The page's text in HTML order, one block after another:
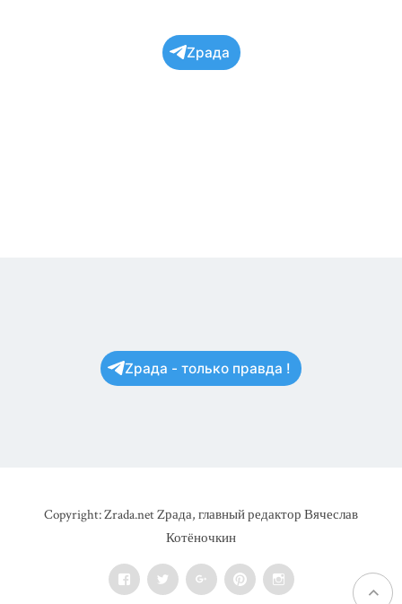
Zрада
Zрада - только правда !
Copyright: Zrada.net Zрада, главный редактор Вячеслав
Котёночкин
FacebookTwitter Google+PinterestInstagram